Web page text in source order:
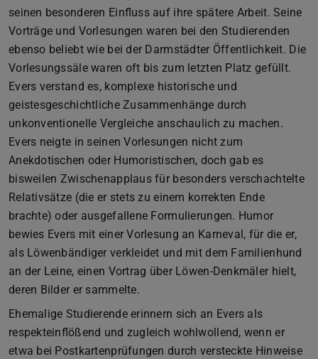
seinen besonderen Einfluss auf ihre spätere Arbeit. Seine
Vorträge und Vorlesungen waren bei den Studierenden
ebenso beliebt wie bei der Darmstädter Öffentlichkeit. Die
Vorlesungssäle waren oft bis zum letzten Platz gefüllt.
Evers verstand es, komplexe historische und
geistesgeschichtliche Zusammenhänge durch
unkonventionelle Vergleiche anschaulich zu machen.
Evers neigte in seinen Vorlesungen nicht zum
Anekdotischen oder Humoristischen, doch gab es
bisweilen Zwischenapplaus für besonders verschachtelte
Relativsätze (die er stets zu einem korrekten Ende
brachte) oder ausgefallene Formulierungen. Humor
bewies Evers mit einer Vorlesung an Karneval, für die er,
als Löwenbändiger verkleidet und mit dem Familienhund
an der Leine, einen Vortrag über Löwen-Denkmäler hielt,
deren Bilder er sammelte.
Ehemalige Studierende erinnern sich an Evers als
respekteinflößend und zugleich wohlwollend, wenn er
etwa bei Postkartenprüfungen durch versteckte Hinweise